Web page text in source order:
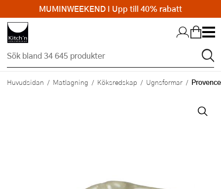
Hopp till huvudinnehållet
Huvudsidan Matlagning Köksredskap Ugnsformar
MUMINWEEKEND I Upp till 40% rabatt